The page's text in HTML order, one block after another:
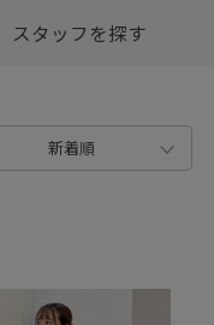
スタッフを探す
新着順